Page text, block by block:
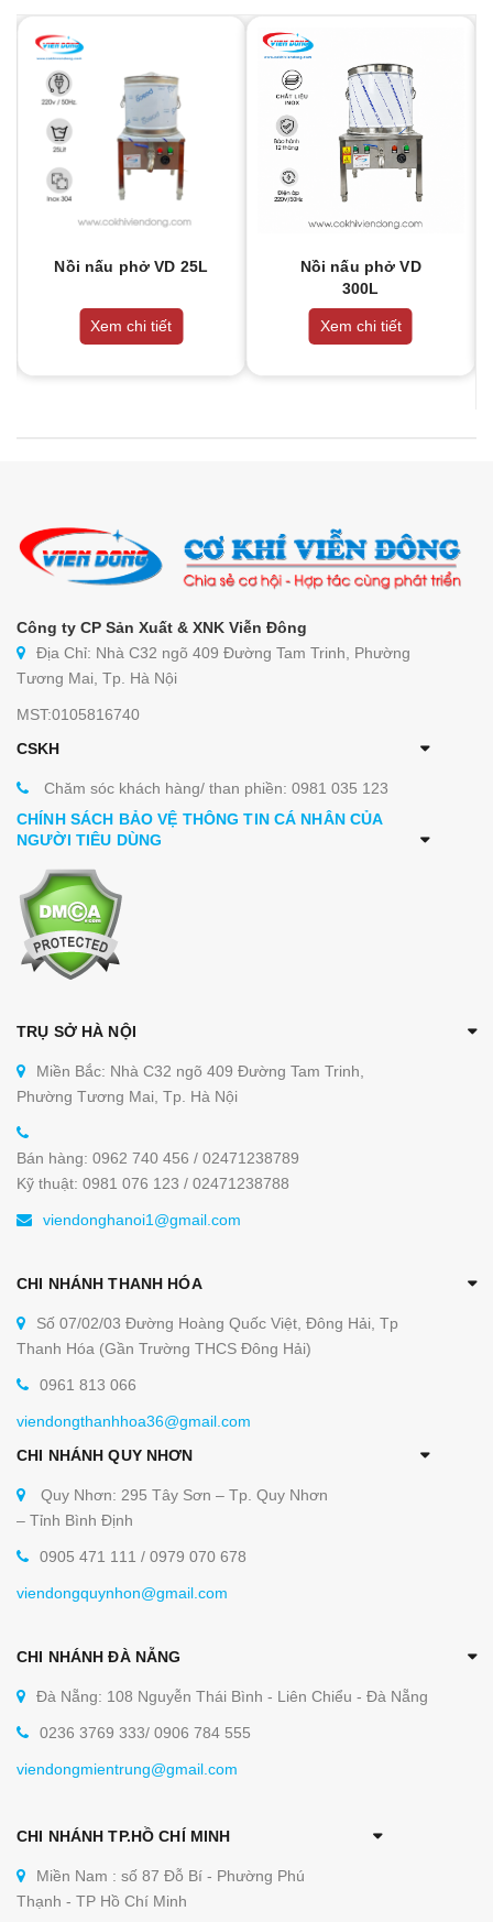
Nồi nấu phở VD 25L
Xem chi tiết
Nồi nấu phở VD
300L
Xem chi tiết
Công ty CP Sản Xuất & XNK Viễn Đông
Địa Chỉ: Nhà C32 ngõ 409 Đường Tam Trinh, Phường
Tương Mai, Tp. Hà Nội
MST:0105816740
CSKH
Chăm sóc khách hàng/ than phiền: 0981 035 123
CHÍNH SÁCH BẢO VỆ THÔNG TIN CÁ NHÂN CỦA
NGƯỜI TIÊU DÙNG
TRỤ SỞ HÀ NỘI
Miền Bắc: Nhà C32 ngõ 409 Đường Tam Trinh,
Phường Tương Mai, Tp. Hà Nội
Bán hàng: 0962 740 456 / 02471238789
Kỹ thuật: 0981 076 123 / 02471238788
viendonghanoi1@gmail.com
CHI NHÁNH THANH HÓA
Số 07/02/03 Đường Hoàng Quốc Việt, Đông Hải, Tp
Thanh Hóa (Gần Trường THCS Đông Hải)
0961 813 066
viendongthanhhoa36@gmail.com
CHI NHÁNH QUY NHƠN
Quy Nhơn: 295 Tây Sơn – Tp. Quy Nhơn
– Tỉnh Bình Định
0905 471 111 / 0979 070 678
viendongquynhon@gmail.com
CHI NHÁNH ĐÀ NẴNG
Đà Nẵng: 108 Nguyễn Thái Bình - Liên Chiểu - Đà Nẵng
0236 3769 333/ 0906 784 555
viendongmientrung@gmail.com
CHI NHÁNH TP.HỒ CHÍ MINH
Miền Nam : số 87 Đỗ Bí - Phường Phú
Thạnh - TP Hồ Chí Minh